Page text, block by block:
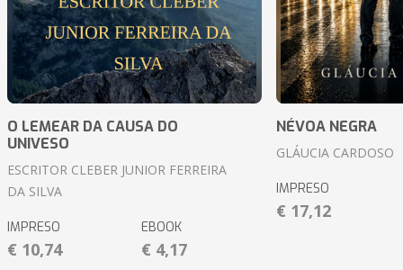
O LEMEAR DA CAUSA DO
UNIVESO
ESCRITOR CLEBER JUNIOR FERREIRA
DA SILVA
IMPRESO
€ 10,74
EBOOK
€ 4,17
NÉVOA NEGRA
GLÁUCIA CARDOSO
IMPRESO
€ 17,12